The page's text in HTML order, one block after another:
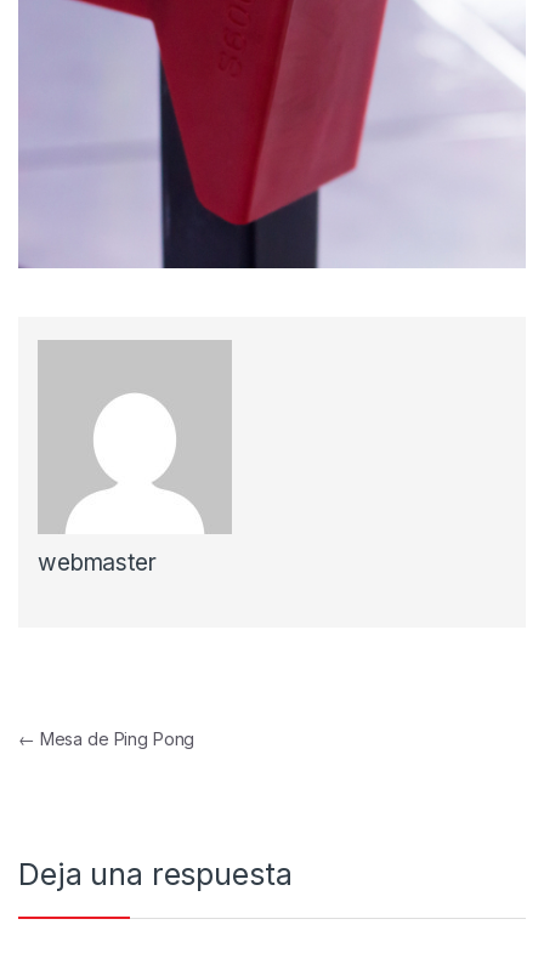
webmaster
Navegación de entradas
← Mesa de Ping Pong
Deja una respuesta